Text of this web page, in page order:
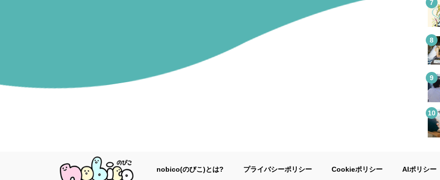
nobico(のびこ)とは? プライバシーポリシー Cookieポリシー AIポリシー